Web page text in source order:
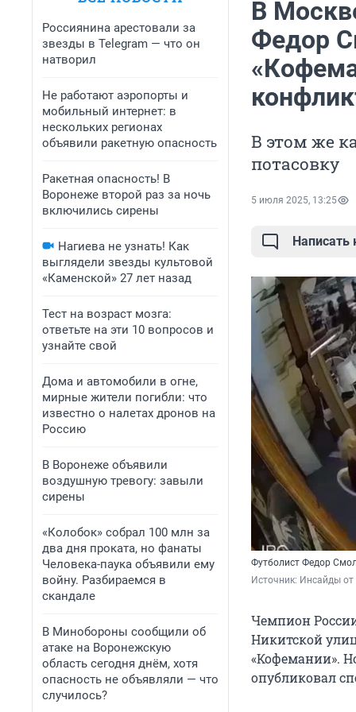
Россиянина арестовали за
звезды в Telegram — что он
натворил
Не работают аэропорты и
мобильный интернет: в
нескольких регионах
объявили ракетную опасность
Ракетная опасность! В
Воронеже второй раз за ночь
включились сирены
Нагиева не узнать! Как
выглядели звезды культовой
«Каменской» 27 лет назад
Тест на возраст мозга:
ответьте на эти 10 вопросов и
узнайте свой
Дома и автомобили в огне,
мирные жители погибли: что
известно о налетах дронов на
Россию
В Воронеже объявили
воздушную тревогу: завыли
сирены
«Колобок» собрал 100 млн за
два дня проката, но фанаты
Человека-паука объявили ему
войну. Разбираемся в
скандале
В Минобороны сообщили об
атаке на Воронежскую
область сегодня днём, хотя
опасность не объявляли — что
случилось?
В
Федор
В этом же
потасовку
5 июля 2025, 13:25
Написать
Футболист Федор
Источник: Инсайды
Чемпион
Никитской
«Кофемании».
опубликовал